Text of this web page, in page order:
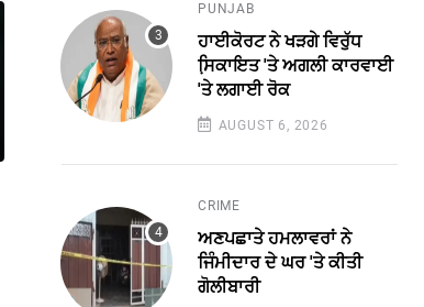
PUNJAB
ਹਾਈਕੋਰਟ ਨੇ ਖੜਗੇ ਵਿਰੁੱਧ
ਸਿ਼ਕਾਇਤ 'ਤੇ ਅਗਲੀ ਕਾਰਵਾਈ
'ਤੇ ਲਗਾਈ ਰੋਕ
AUGUST 6, 2026
CRIME
ਅਣਪਛਾਤੇ ਹਮਲਾਵਰਾਂ ਨੇ
ਜਿੰਮੀਦਾਰ ਦੇ ਘਰ 'ਤੇ ਕੀਤੀ
ਗੋਲੀਬਾਰੀ